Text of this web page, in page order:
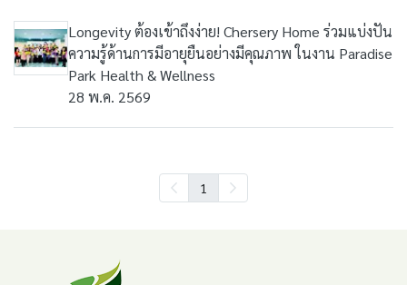
Longevity ต้องเข้าถึงง่าย! Chersery Home ร่วมแบ่งปัน
ความรู้ด้านการมีอายุยืนอย่างมีคุณภาพ ในงาน Paradise
Park Health & Wellness
28 พ.ค. 2569
1